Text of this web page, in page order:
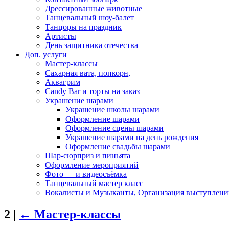
Дрессированные животные
Танцевальный шоу-балет
Танцоры на праздник
Артисты
День защитника отечества
Доп. услуги
Мастер-классы
Сахарная вата, попкорн,
Аквагрим
Candy Bar и торты на заказ
Украшение шарами
Украшение школы шарами
Оформление шарами
Оформление сцены шарами
Украшение шарами на день рождения
Оформление свадьбы шарами
Шар-сюрприз и пиньята
Оформление мероприятий
Фото — и видеосъёмка
Танцевальный мастер класс
Вокалисты и Музыканты, Организация
2 | ← Мастер-классы